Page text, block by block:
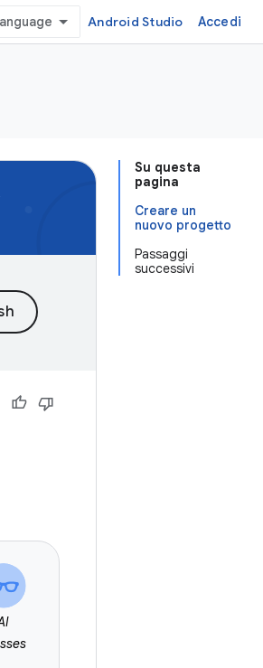
Android Studio Accedi
Su questa
pagina
Creare un
nuovo progetto
Passaggi
successivi